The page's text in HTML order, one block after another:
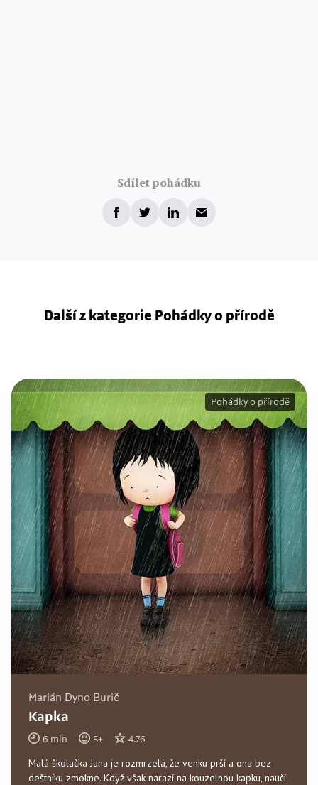
Sdílet pohádku
Další z kategorie Pohádky o přírodě
Marián Dyno Burič
Kapka
6 min 5+ 4.76
Malá školačka Jana je rozmrzelá, že venku prší a ona bez
deštníku zmokne. Když však narazí na kouzelnou kapku, naučí
Pohádky o přírodě